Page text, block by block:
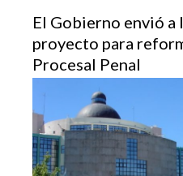
El Gobierno envió a
proyecto para
Procesal Penal